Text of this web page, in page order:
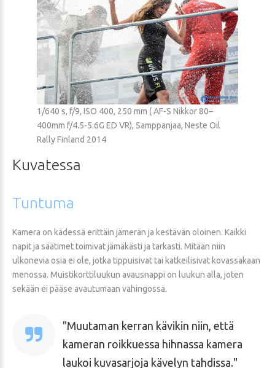
1/640 s, f/9, ISO 400, 250 mm ( AF-S Nikkor 80–
400mm f/4.5-5.6G ED VR), Samppanjaa, Neste Oil
Rally Finland 2014
Kuvatessa
Tuntuma
Kamera on kädessä erittäin jämerän ja kestävän oloinen. Kaikki
napit ja säätimet toimivat jämäkästi ja tarkasti. Mitään niin
ulkonevia osia ei ole, jotka tippuisivat tai katkeilisivat kovassakaan
menossa. Muistikorttiluukun avausnappi on luukun alla, joten
sekään ei pääse avautumaan vahingossa.
Muutaman kerran kävikin niin, että
kameran roikkuessa hihnassa kamera
laukoi kuvasarjoja kävelyn tahdissa.